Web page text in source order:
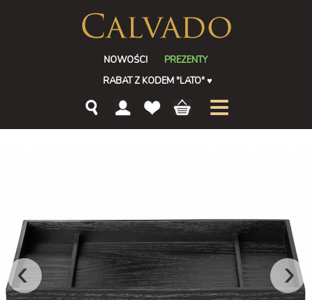
NOWOŚCI
PREZENTY
RABAT Z KODEM "LATO"♥
‹ ›